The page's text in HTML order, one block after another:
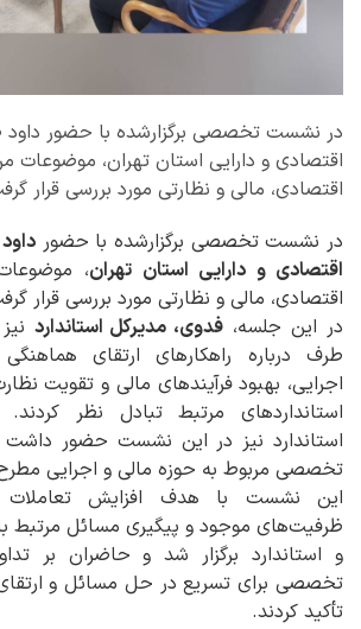
در نشست تخصصی برگزارشده با حضور داود
اقتصادی و دارایی استان تهران، موضوعات
اقتصادی، مالی و نظارتی مورد بررسی قرار
در نشست تخصصی برگزارشده با حضور
اقتصادی و دارایی استان تهران،
اقتصادی، مالی و نظارتی مورد بررسی قرار
در این جلسه، فدوی، مدیرکل استاندارد
طرف درباره راهکارهای ارتقای
اجرایی، بهبود فرآیندهای مالی و تقویت
استانداردهای مرتبط تبادل نظر
استاندارد نیز در این نشست حضور داشت
تخصصی مربوط به حوزه مالی و اجرایی
این نشست با هدف افزایش تعاملات
ظرفیت‌های موجود و پیگیری مسائل مرتبط
و استاندارد برگزار شد و حاضران بر
تخصصی برای تسریع در حل مسائل و
تأکید کردند.